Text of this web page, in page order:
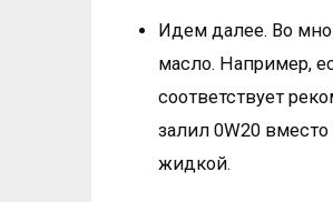
Идем далее. Во
масло. Например,
соответствует
залил 0W20 вместо
жидкой.